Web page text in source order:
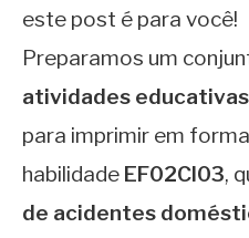
este post é para você!
Preparamos um
atividades
para imprimir em
habilidade EF02CI03,
de acidentes